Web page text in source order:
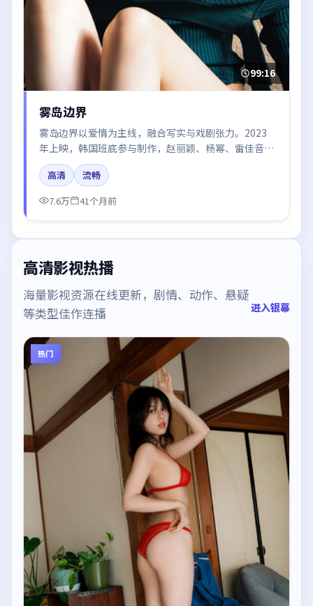
99:16
雾岛边界
雾岛边界以爱情为主线，融合写实与戏剧张力。2023
年上映，韩国班底参与制作，赵丽颖、杨幂、雷佳音、
张子枫在片中呈现细腻表演，影像风格统一，配乐与剪
辑强化了情绪曲线。
高清
流畅
7.6万
41个月前
高清影视热播
海量影视资源在线更新，剧情、动作、悬疑
等类型佳作连播
进入银幕
热门